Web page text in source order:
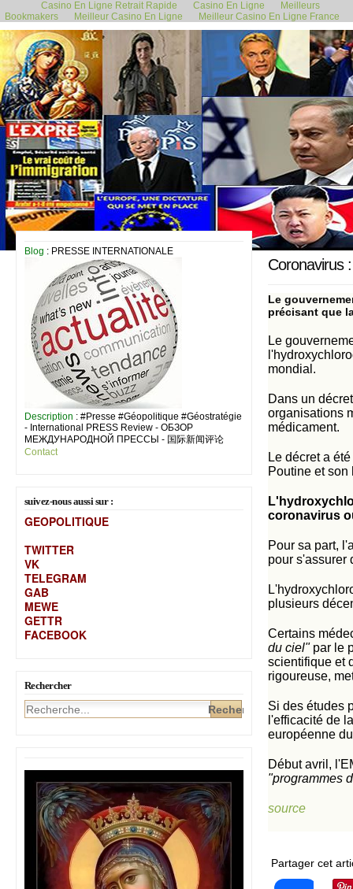
Casino En Ligne Retrait Rapide Casino En Ligne
Meilleurs
Bookmakers
Meilleur Casino En Ligne Meilleur Casino En Ligne France
Blog : PRESSE INTERNATIONALE
Description : #Presse #Géopolitique #Géostratégie
- International PRESS Review - ОБЗОР
МЕЖДУНАРОДНОЙ ПРЕССЫ - 国际新闻评论
Contact
suivez-nous aussi sur :
GEOPOLITIQUE
TWITTER
VK
TELEGRAM
GAB
MEWE
GETTR
FACEBOOK
Rechercher
17 avril 2020
Coronavirus
Le
précisant que
Le
mondial.
Dans un
organisations
médicament.
Le décret a
Poutine et
coronavirus
Pour sa part,
pour s'assurer
plusieurs
Certains
du ciel"par le
scientifique et
rigoureuse,
Si des études
l'efficacité de
européenne
Début avril,
"programmes
source
Partager cet